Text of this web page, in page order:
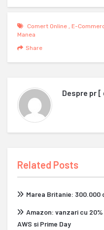
Comert Online , E-
Manea
Share
Despre pr [
Related Posts
Marea Britanie: 300.000
Amazon: vanzari cu 20%
AWS si Prime Day